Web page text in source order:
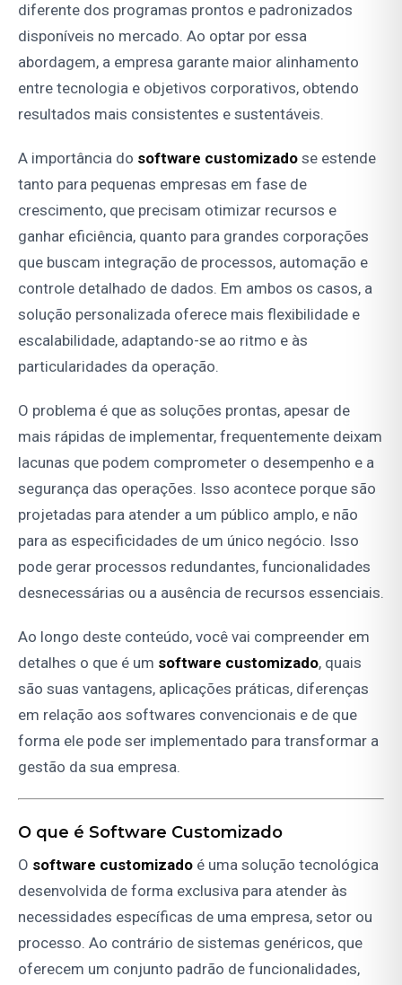
diferente dos programas prontos e padronizados
disponíveis no mercado. Ao optar por essa
abordagem, a empresa garante maior alinhamento
entre tecnologia e objetivos corporativos, obtendo
resultados mais consistentes e sustentáveis.
A importância do software customizado se estende
tanto para pequenas empresas em fase de
crescimento, que precisam otimizar recursos e
ganhar eficiência, quanto para grandes corporações
que buscam integração de processos, automação e
controle detalhado de dados. Em ambos os casos, a
solução personalizada oferece mais flexibilidade e
escalabilidade, adaptando-se ao ritmo e às
particularidades da operação.
O problema é que as soluções prontas, apesar de
mais rápidas de implementar, frequentemente deixam
lacunas que podem comprometer o desempenho e a
segurança das operações. Isso acontece porque são
projetadas para atender a um público amplo, e não
para as especificidades de um único negócio. Isso
pode gerar processos redundantes, funcionalidades
desnecessárias ou a ausência de recursos essenciais.
Ao longo deste conteúdo, você vai compreender em
detalhes o que é um software customizado, quais
são suas vantagens, aplicações práticas, diferenças
em relação aos softwares convencionais e de que
forma ele pode ser implementado para transformar a
gestão da sua empresa.
O que é Software Customizado
O software customizado é uma solução tecnológica
desenvolvida de forma exclusiva para atender às
necessidades específicas de uma empresa, setor ou
processo. Ao contrário de sistemas genéricos, que
oferecem um conjunto padrão de funcionalidades,